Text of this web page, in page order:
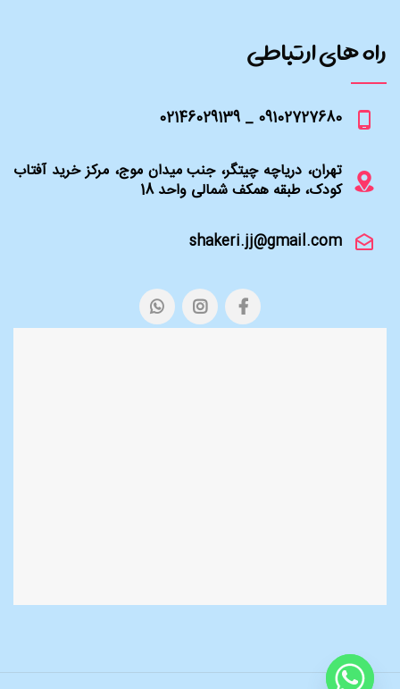
راه های ارتباطی
09102727680 _ 02146029139
تهران، دریاچه چیتگر، جنب میدان موج، مرکز خرید آفتاب
کودک، طبقه همکف شمالی واحد 18
shakeri.jj@gmail.com